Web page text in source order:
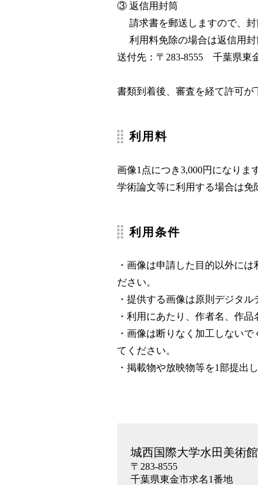
③ 返信用封筒
請求書を郵送しますので、封
利用料免除の場合は返信用封
送付先：〒283-8555 千葉県東
書類到着後、審査を経て許可が
利用料
画像1点につき3,000円になりま
学術論文等に利用する場合は免
利用条件
・画像は申請した目的以外に
ださい。
・提供する画像は原則デジタル
・利用にあたり、作者名、作
・画像は断りなく加工しない
てください。
・掲載物や放映物等を1部提出
城西国際大学水田美術館
〒283-8555
千葉県東金市求名1番地